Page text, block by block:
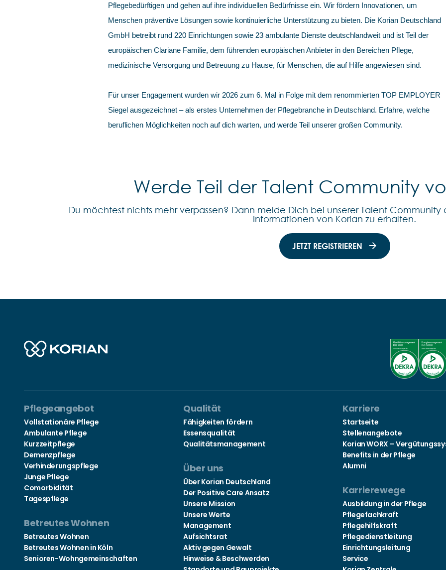
Pflegebedürftigen und gehen auf ihre individuellen Bedürfnisse ein. Wir fördern Innovationen, um
Menschen präventive Lösungen sowie kontinuierliche Unterstützung zu bieten. Die Korian Deutschland
GmbH betreibt rund 220 Einrichtungen sowie 23 ambulante Dienste deutschlandweit und ist Teil der
europäischen Clariane Familie, dem führenden europäischen Anbieter in den Bereichen Pflege,
medizinische Versorgung und Betreuung zu Hause, für Menschen, die auf Hilfe angewiesen sind.
Für unser Engagement wurden wir 2026 zum 6. Mal in Folge mit dem renommierten TOP EMPLOYER
Siegel ausgezeichnet – als erstes Unternehmen der Pflegebranche in Deutschland. Erfahre, welche
beruflichen Möglichkeiten noch auf dich warten, und werde Teil unserer großen Community.
Werde Teil der Talent Community
Du möchtest nichts mehr verpassen? Dann melde Dich bei unserer Talent
Informationen von Korian zu erhalten.
JETZT REGISTRIEREN
Pflegeangebot
Vollstationäre Pflege
Ambulante Pflege
Kurzzeitpflege
Demenzpflege
Verhinderungspflege
Junge Pflege
Comorbidität
Tagespflege
Betreutes Wohnen
Betreutes Wohnen
Betreutes Wohnen in Köln
Senioren-Wohngemeinschaften
Qualität
Fähigkeiten fördern
Essensqualität
Qualitätsmanagement
Über uns
Über Korian Deutschland
Der Positive Care Ansatz
Unsere Mission
Unsere Werte
Management
Aufsichtsrat
Aktiv gegen Gewalt
Hinweise & Beschwerden
Karriere
Startseite
Stellenangebote
Korian WORX –
Benefits in der Pflege
Alumni
Karrierewege
Ausbildung in der Pflege
Pflegefachkraft
Pflegehilfskraft
Pflegedienstleitung
Einrichtungsleitung
Service